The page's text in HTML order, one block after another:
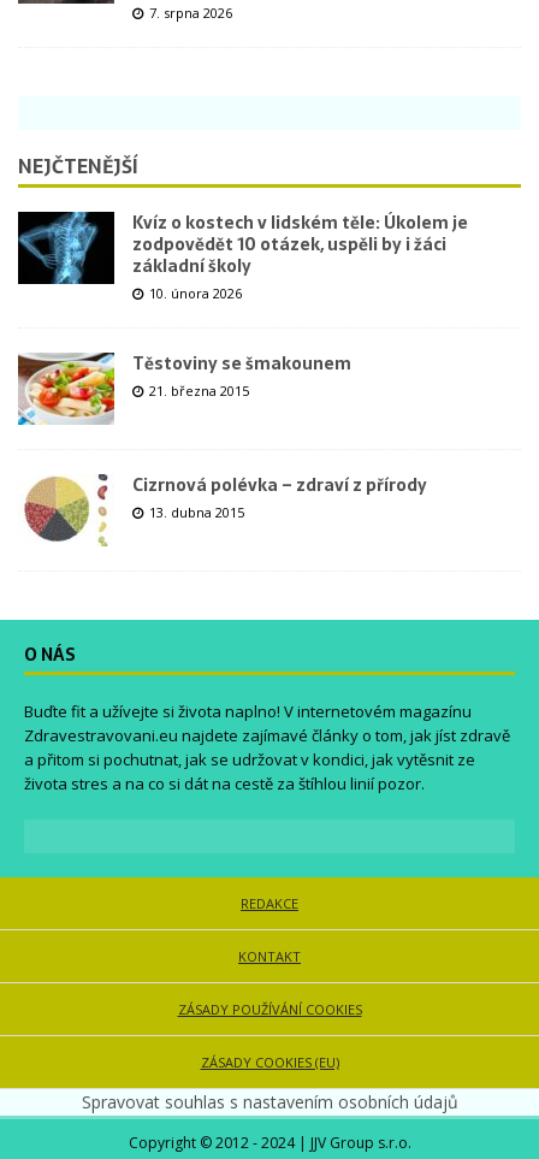
7. srpna 2026
NEJČTENĚJŠÍ
Kvíz o kostech v lidském těle: Úkolem je
zodpovědět 10 otázek, uspěli by i žáci
základní školy
10. února 2026
Těstoviny se šmakounem
21. března 2015
Cizrnová polévka – zdraví z přírody
13. dubna 2015
O NÁS
Buďte fit a užívejte si života naplno! V internetovém magazínu
Zdravestravovani.eu najdete zajímavé články o tom, jak jíst zdravě
a přitom si pochutnat, jak se udržovat v kondici, jak vytěsnit ze
života stres a na co si dát na cestě za štíhlou linií pozor.
REDAKCE
KONTAKT
ZÁSADY POUŽÍVÁNÍ COOKIES
ZÁSADY COOKIES (EU)
Spravovat souhlas s nastavením osobních údajů
Copyright © 2012 - 2024 | JJV Group s.r.o.